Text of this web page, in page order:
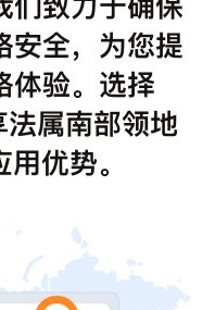
安全，为您提
体验。选择
属南部领地
优势。